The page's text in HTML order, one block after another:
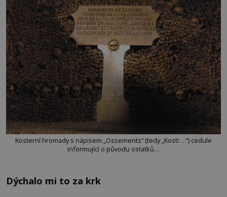
Kosterní hromady s nápisem „Ossements“ (tedy „Kosti …“) cedule
informující o původu ostatků…
Dýchalo mi to za krk